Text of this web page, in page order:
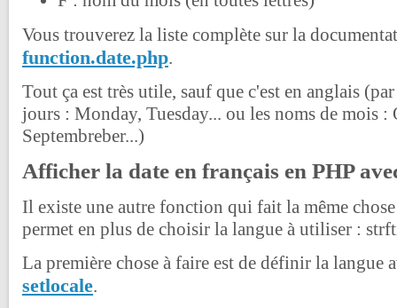
Vous trouverez la liste complète sur la
function.date.php.
Tout ça est très utile, sauf que c'est en anglais
jours : Monday, Tuesday... ou les noms de mois :
Septembreber...)
Afficher la date en français en PHP
Il existe une autre fonction qui fait la même
permet en plus de choisir la langue à utiliser :
La première chose à faire est de définir la langue
setlocale.